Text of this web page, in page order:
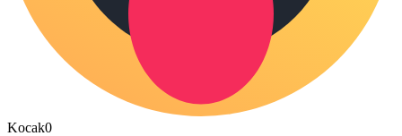
Kocak0